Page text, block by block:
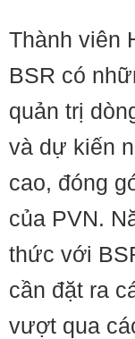
Thành viên
BSR có
quản trị
và dự kiến
cao, đóng
của PVN.
thức với
cần đặt ra
vượt qua